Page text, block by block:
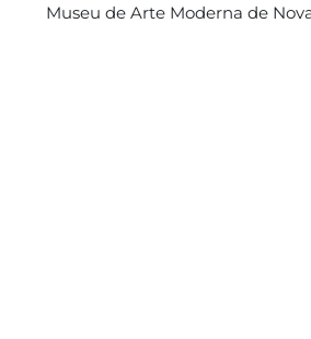
Museu de Arte Moderna de